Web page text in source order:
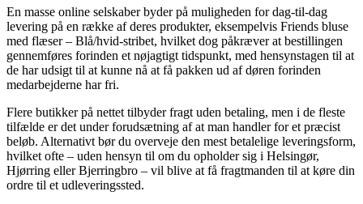
En masse online selskaber byder på muligheden for dag-til-dag
levering på en række af deres produkter, eksempelvis Friends bluse
med flæser – Blå/hvid-stribet, hvilket dog påkræver at bestillingen
gennemføres forinden et nøjagtigt tidspunkt, med hensynstagen til at
de har udsigt til at kunne nå at få pakken ud af døren forinden
medarbejderne har fri.
Flere butikker på nettet tilbyder fragt uden betaling, men i de fleste
tilfælde er det under forudsætning af at man handler for et præcist
beløb. Alternativt bør du overveje den mest betalelige leveringsform,
hvilket ofte – uden hensyn til om du opholder sig i Helsingør,
Hjørring eller Bjerringbro – vil blive at få fragtmanden til at køre din
ordre til et udleveringssted.